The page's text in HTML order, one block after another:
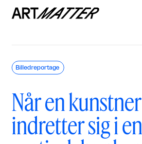
Når en kunstner
indretter sig i en
Billedreportage